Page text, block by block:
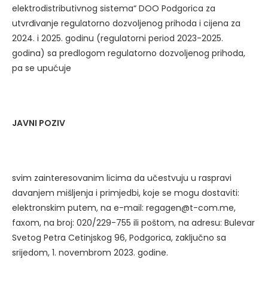
elektrodistributivnog sistema“ DOO Podgorica za
utvrđivanje regulatorno dozvoljenog prihoda i cijena za
2024. i 2025. godinu (regulatorni period 2023-2025.
godina) sa predlogom regulatorno dozvoljenog prihoda,
pa se upućuje
JAVNI POZIV
svim zainteresovanim licima da učestvuju u raspravi
davanjem mišljenja i primjedbi, koje se mogu dostaviti:
elektronskim putem, na e-mail: regagen@t-com.me,
faxom, na broj: 020/229-755 ili poštom, na adresu: Bulevar
Svetog Petra Cetinjskog 96, Podgorica, zaključno sa
srijedom, 1. novembrom 2023. godine.